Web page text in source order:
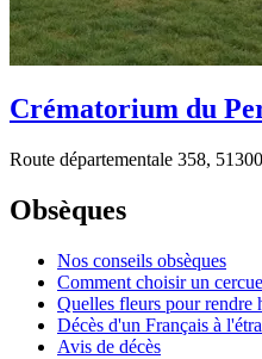
Crématorium du
Route départementale 358,
Obsèques
Nos conseils obsèques
Comment choisir un
Quelles fleurs pour rendre
Décès d'un Français à
Avis de décès